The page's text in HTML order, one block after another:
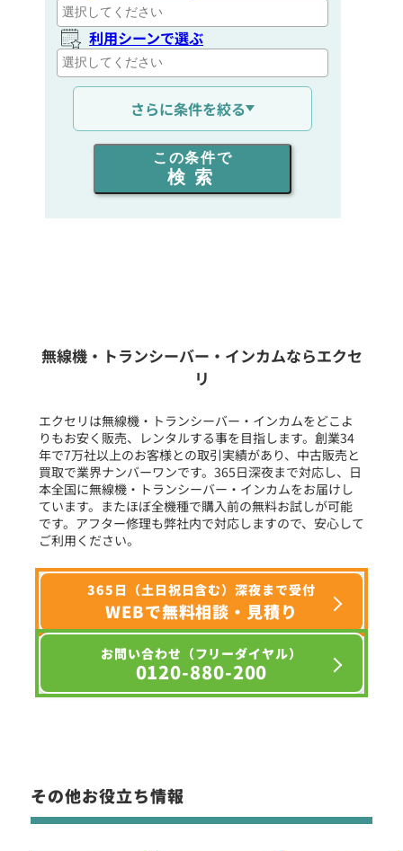
利用シーンで選ぶ
通信距離を選ぶ
出力を選ぶ
同時通話人数を選ぶ
フリーワード入力(製品名等)
選択条件をリセット
さらに条件を絞る
この条件で
検索
無線機・トランシーバー・インカムならエクセ
リ
エクセリは無線機・トランシーバー・インカムをどこよ
りもお安く販売、レンタルする事を目指します。創業34
年で7万社以上のお客様との取引実績があり、中古販売と
買取で業界ナンバーワンです。365日深夜まで対応し、日
本全国に無線機・トランシーバー・インカムをお届けし
ています。またほぼ全機種で購入前の無料お試しが可能
です。アフター修理も弊社内で対応しますので、安心して
ご利用ください。
365日（土日祝日含む）深夜まで受付
WEBで無料相談・見積り
お問い合わせ（フリーダイヤル）
0120-880-200
その他お役立ち情報